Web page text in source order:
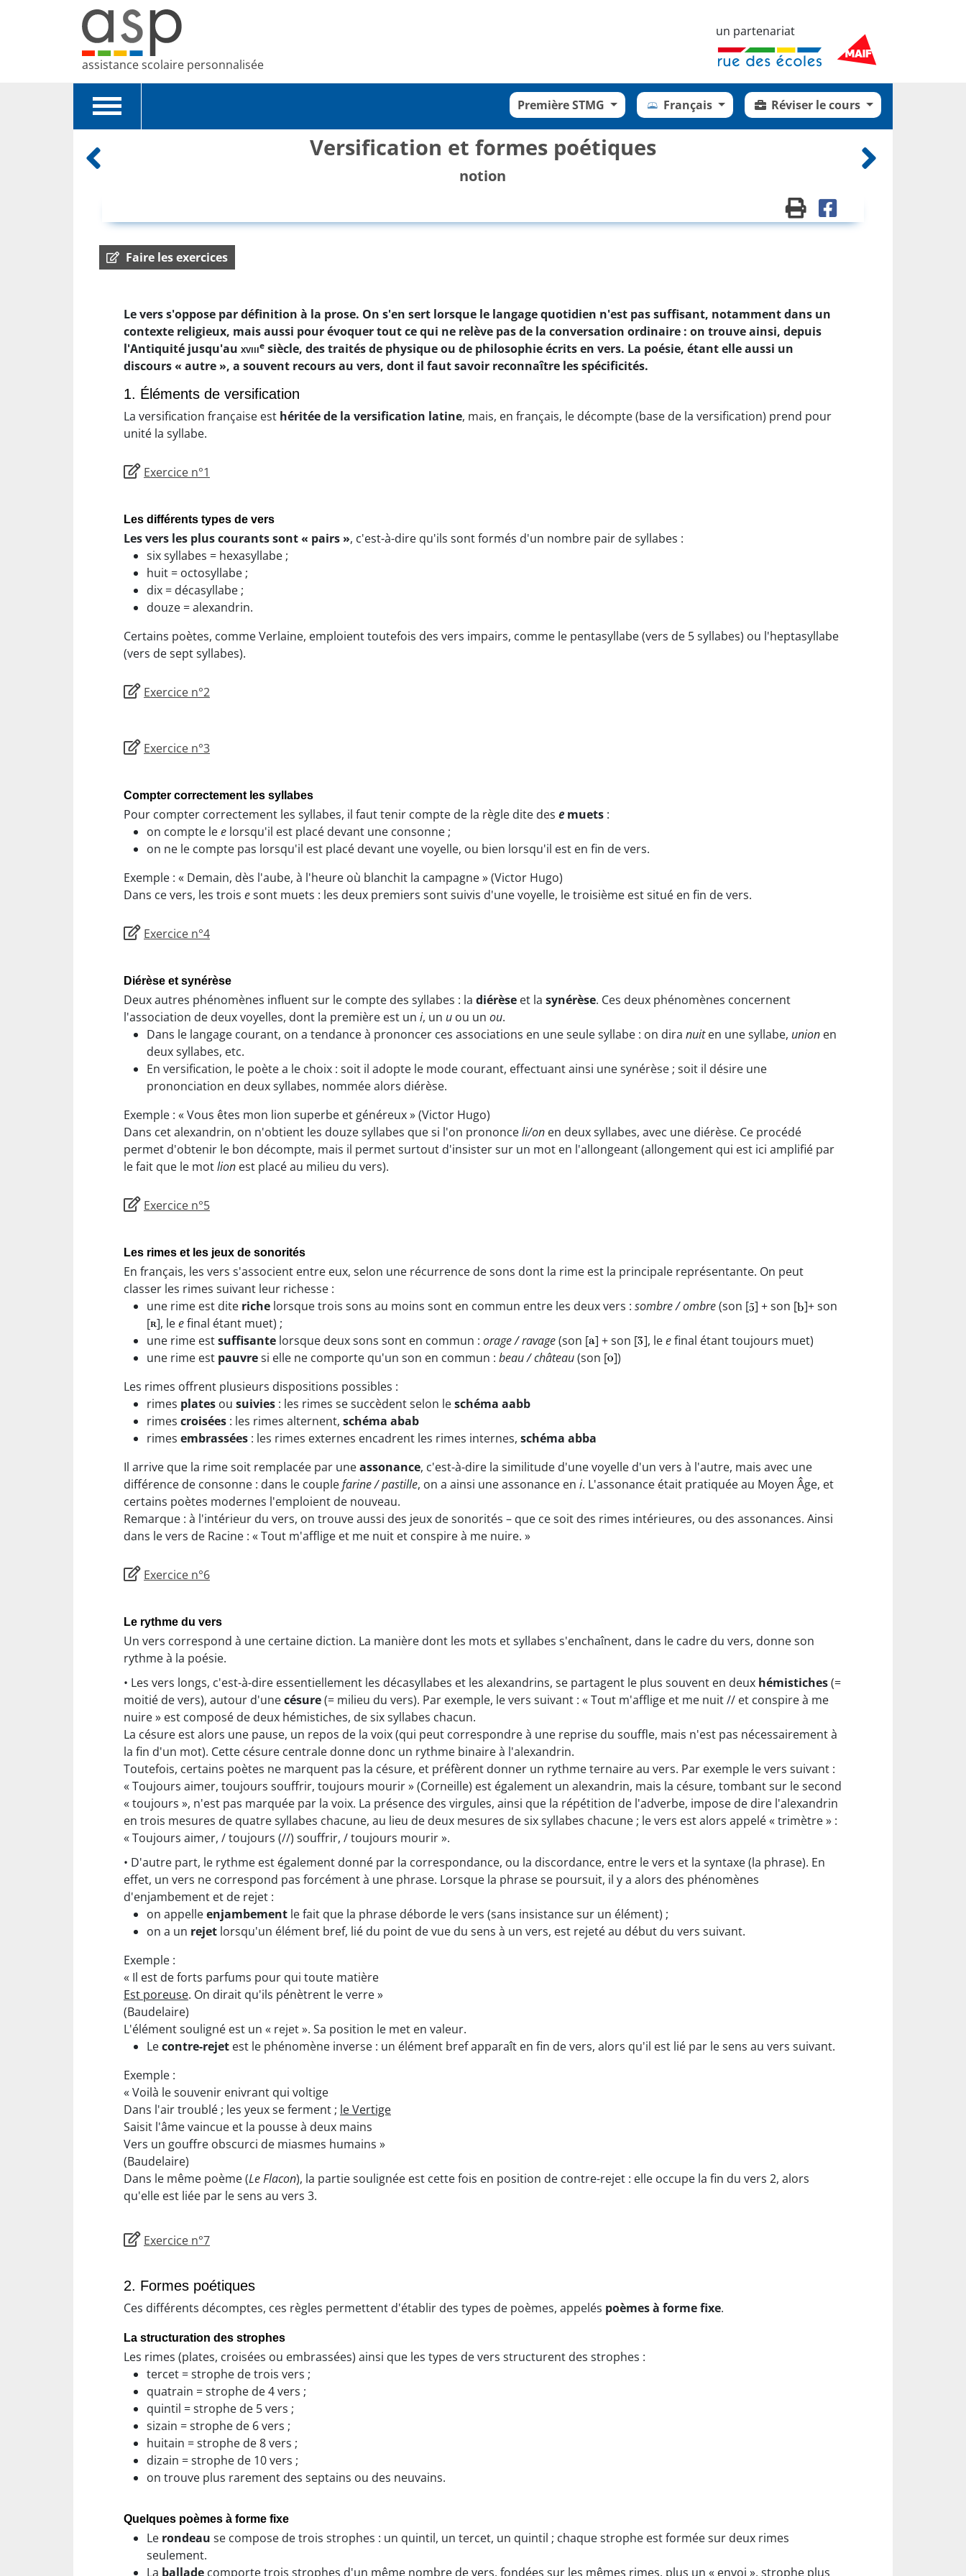
assistance scolaire personnalisée
un partenariat
Toggle
Première STMG Français Réviser le cours
Versification et formes poétiques
notion
Faire les exercices
Le vers s'oppose par définition à la prose. On s'en sert lorsque le langage quotidien n'est pas suffisant, notamment dans un
contexte religieux, mais aussi pour évoquer tout ce qui ne relève pas de la conversation ordinaire : on trouve ainsi, depuis
l'Antiquité jusqu'au xviiie siècle, des traités de physique ou de philosophie écrits en vers. La poésie, étant elle aussi un
discours « autre », a souvent recours au vers, dont il faut savoir reconnaître les spécificités.
1. Éléments de versification
La versification française est héritée de la versification latine, mais, en français, le décompte (base de la versification) prend pour
unité la syllabe.
Exercice n°1
Les différents types de vers
Les vers les plus courants sont « pairs », c'est-à-dire qu'ils sont formés d'un nombre pair de syllabes :
six syllabes = hexasyllabe ;
huit = octosyllabe ;
dix = décasyllabe ;
douze = alexandrin.
Certains poètes, comme Verlaine, emploient toutefois des vers impairs, comme le pentasyllabe (vers de 5 syllabes) ou l'heptasyllabe
(vers de sept syllabes).
Exercice n°2
Exercice n°3
Compter correctement les syllabes
Pour compter correctement les syllabes, il faut tenir compte de la règle dite des e muets :
on compte lee lorsqu'il est placé devant une consonne ;
on ne le compte pas lorsqu'il est placé devant une voyelle, ou bien lorsqu'il est en fin de vers.
Exemple : « Demain, dès l'aube, à l'heure où blanchit la campagne » (Victor Hugo)
Dans ce vers, les trois esont muets : les deux premiers sont suivis d'une voyelle, le troisième est situé en fin de vers.
Exercice n°4
Diérèse et synérèse
Deux autres phénomènes influent sur le compte des syllabes : la diérèse et la synérèse. Ces deux phénomènes concernent
l'association de deux voyelles, dont la première est un i, un u ou un ou.
Dans le langage courant, on a tendance à prononcer ces associations en une seule syllabe : on dira nuiten une syllabe, union en
deux syllabes, etc.
En versification, le poète a le choix : soit il adopte le mode courant, effectuant ainsi une synérèse ; soit il désire une
prononciation en deux syllabes, nommée alors diérèse.
Exemple : « Vous êtes mon lion superbe et généreux » (Victor Hugo)
Dans cet alexandrin, on n'obtient les douze syllabes que si l'on prononceli/on en deux syllabes, avec une diérèse. Ce procédé
permet d'obtenir le bon décompte, mais il permet surtout d'insister sur un mot en l'allongeant (allongement qui est ici amplifié par
le fait que le motlion est placé au milieu du vers).
Exercice n°5
Les rimes et les jeux de sonorités
En français, les vers s'associent entre eux, selon une récurrence de sons dont la rime est la principale représentante. On peut
classer les rimes suivant leur richesse :
une rime est dite riche lorsque trois sons au moins sont en commun entre les deux vers : sombre / ombre(son [ ] + son [ ]+ son
[ ], leefinal étant muet) ;
une rime estsuffisante lorsque deux sons sont en commun : orage / ravage(son [ ] + son [ ], leefinal étant toujours muet)
une rime est pauvresi elle ne comporte qu'un son en commun : beau / château(son [ ])
Les rimes offrent plusieurs dispositions possibles :
rimes plates ou suivies : les rimes se succèdent selon leschéma aabb
rimes croisées : les rimes alternent, schéma abab
rimes embrassées : les rimes externes encadrent les rimes internes, schéma abba
Il arrive que la rime soit remplacée par uneassonance, c'est-à-dire la similitude d'une voyelle d'un vers à l'autre, mais avec une
différence de consonne : dans le couplefarine / pastille, on a ainsi une assonance en i. L'assonance était pratiquée au Moyen Âge, et
certains poètes modernes l'emploient de nouveau.
Remarque : à l'intérieur du vers, on trouve aussi des jeux de sonorités – que ce soit des rimes intérieures, ou des assonances. Ainsi
dans le vers de Racine : « Tout m'afflige et me nuit et conspire à me nuire. »
Exercice n°6
Le rythme du vers
Un vers correspond à une certaine diction. La manière dont les mots et syllabes s'enchaînent, dans le cadre du vers, donne son
rythme à la poésie.
• Les vers longs, c'est-à-dire essentiellement les décasyllabes et les alexandrins, se partagent le plus souvent en deux hémistiches(=
moitié de vers), autour d'unecésure(= milieu du vers). Par exemple, le vers suivant : « Tout m'afflige et me nuit // et conspire à me
nuire » est composé de deux hémistiches, de six syllabes chacun.
La césure est alors une pause, un repos de la voix (qui peut correspondre à une reprise du souffle, mais n'est pas nécessairement à
la fin d'un mot). Cette césure centrale donne donc un rythme binaire à l'alexandrin.
Toutefois, certains poètes ne marquent pas la césure, et préfèrent donner un rythme ternaire au vers. Par exemple le vers suivant :
« Toujours aimer, toujours souffrir, toujours mourir » (Corneille) est également un alexandrin, mais la césure, tombant sur le second
« toujours », n'est pas marquée par la voix. La présence des virgules, ainsi que la répétition de l'adverbe, impose de dire l'alexandrin
en trois mesures de quatre syllabes chacune, au lieu de deux mesures de six syllabes chacune ; le vers est alors appelé « trimètre » :
« Toujours aimer, / toujours (//) souffrir, / toujours mourir ».
• D'autre part, le rythme est également donné par la correspondance, ou la discordance, entre le vers et la syntaxe (la phrase). En
effet, un vers ne correspond pas forcément à une phrase. Lorsque la phrase se poursuit, il y a alors des phénomènes
d'enjambement et de rejet :
on appelleenjambement le fait que la phrase déborde le vers (sans insistance sur un élément) ;
on a un rejet lorsqu'un élément bref, lié du point de vue du sens à un vers, est rejeté au début du vers suivant.
Exemple :
« Il est de forts parfums pour qui toute matière
Est poreuse. On dirait qu'ils pénètrent le verre »
(Baudelaire)
L'élément souligné est un « rejet ». Sa position le met en valeur.
Lecontre-rejet est le phénomène inverse : un élément bref apparaît en fin de vers, alors qu'il est lié par le sens au vers suivant.
Exemple :
« Voilà le souvenir enivrant qui voltige
Dans l'air troublé ; les yeux se ferment ; le Vertige
Saisit l'âme vaincue et la pousse à deux mains
Vers un gouffre obscurci de miasmes humains »
(Baudelaire)
Dans le même poème (Le Flacon), la partie soulignée est cette fois en position de contre-rejet : elle occupe la fin du vers 2, alors
qu'elle est liée par le sens au vers 3.
Exercice n°7
2. Formes poétiques
Ces différents décomptes, ces règles permettent d'établir des types de poèmes, appelés poèmes à forme fixe.
La structuration des strophes
Les rimes (plates, croisées ou embrassées) ainsi que les types de vers structurent des strophes :
tercet = strophe de trois vers ;
quatrain = strophe de 4 vers ;
quintil = strophe de 5 vers ;
sizain = strophe de 6 vers ;
huitain = strophe de 8 vers ;
dizain = strophe de 10 vers ;
on trouve plus rarement des septains ou des neuvains.
Quelques poèmes à forme fixe
Le rondeau se compose de trois strophes : un quintil, un tercet, un quintil ; chaque strophe est formée sur deux rimes
seulement.
La ballade comporte trois strophes d'un même nombre de vers, fondées sur les mêmes rimes, plus un « envoi », strophe plus